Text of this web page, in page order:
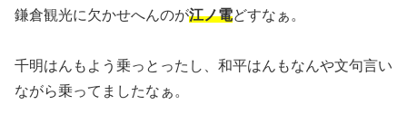
鎌倉観光に欠かせへんのが江ノ電どすなぁ。
千明はんもよう乗っとったし、和平はんもなんや文句言い
ながら乗ってましたなぁ。